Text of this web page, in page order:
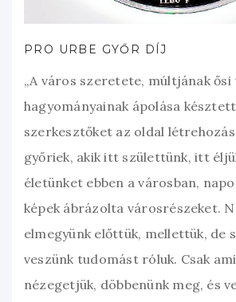
PRO URBE GYŐR DÍJ
„A város szeretete, múltjának
hagyományainak ápolása
szerkesztőket az oldal
győriek, akik itt születtünk, itt
életünket ebben a városban,
képek ábrázolta városrészeket.
elmegyünk előttük, mellettük, de
veszünk tudomást róluk. Csak
nézegetjük, döbbenünk meg, és